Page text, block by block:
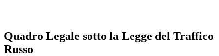
Quadro Legale sotto la Legge del Traffico
Russo